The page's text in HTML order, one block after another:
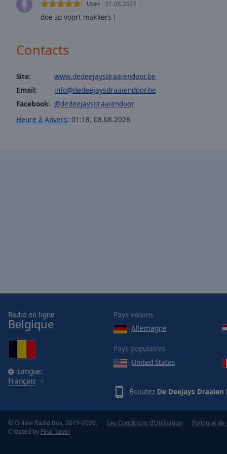
Background
Color
Edge
Style
Font
Family
Done
Close
Modal
User 01.08.2021
doe zo voort makkers !
Contacts
Site:
www.dedeejaysdraaiendoor.be
Email:
info@dedeejaysdraaiendoor.be
Facebook: @dedeejaysdraaiendoor
Heure à Anvers: 01:18, 08.08.2026
Radio en ligne
Belgique
Langue:
Français
Pays voisins
Allemagne
Pays populaires
United States
Écoutez De Deejays Draaien
© Online Radio Box, 2015-2026.
Created by Final Level
Les Conditions d’Utilisation Politique